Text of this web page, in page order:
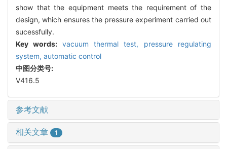
show that the equipment meets the requirement of the
design, which ensures the pressure experiment carried out
sucessfully.
Key words: vacuum thermal test, pressure regulating
system, automatic control
中图分类号:
V416.5
参考文献
相关文章 1